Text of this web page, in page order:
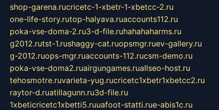
shop-garena.rucricetc-1-xbetr-1-xbetcc-2.ru
one-life-story.rutop-halyava.ruaccounts112.ru
poka-vse-doma-2.ru3-d-file.ruhahahaharms.ru
g2012.rutst-1.rushaggy-cat.ruopsmgr.ruev-gallery.ru
g-2012.ruops-mgr.ruaccounts-112.rucsm-demo.ru
poka-vse-doma2.ruairgungames.ruallseo-host.ru
tehosmotre.ruvarieta-yug.rucricetc1xbetr1xbetcc2.ru
raytor-d.ruatillagunn.ru3d-file.ru
1xbeticricetc1xbetti5.ruuafoot-statti.rue-abis1c.ru